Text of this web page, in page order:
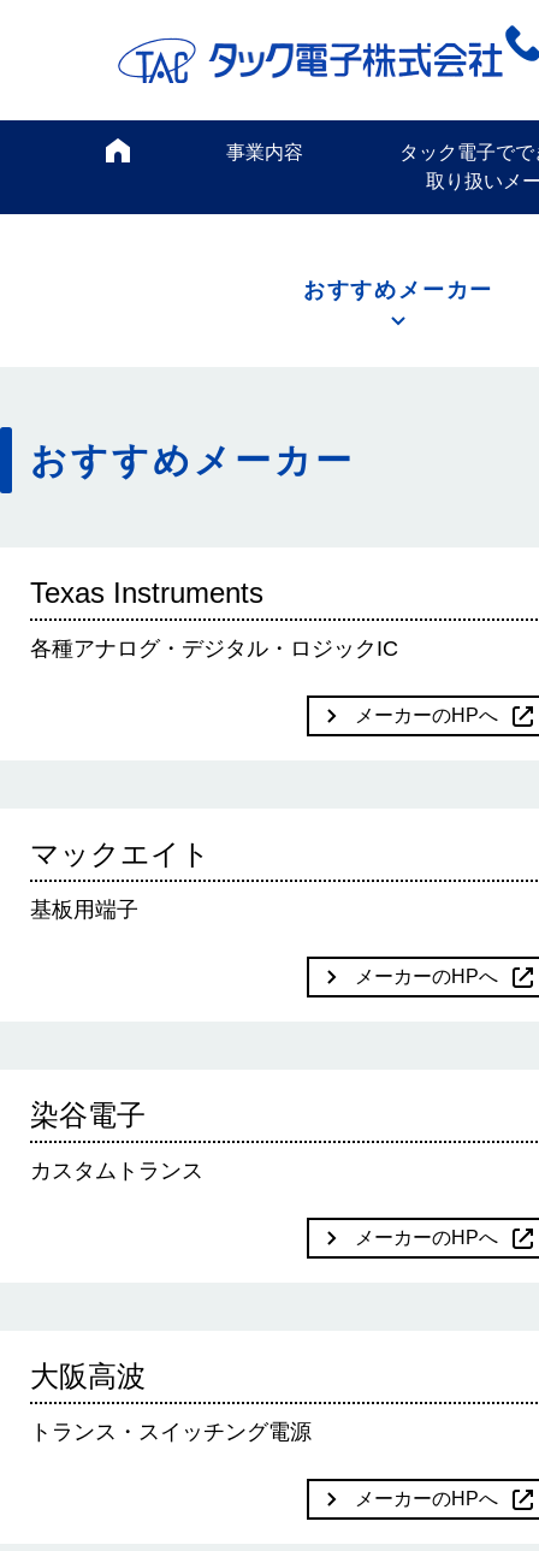
事業内容
タック電子で
取り扱いメ
おすすめメーカー
おすすめメーカー
Texas Instruments
各種アナログ・デジタル・ロジックIC
メーカーのHPへ
マックエイト
基板用端子
メーカーのHPへ
染谷電子
カスタムトランス
メーカーのHPへ
大阪高波
トランス・スイッチング電源
メーカーのHPへ